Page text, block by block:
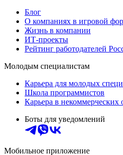
Блог
О компаниях в игровой
Жизнь в компании
ИТ-проекты
Рейтинг работодателей
Молодым специалистам
Карьера для молодых
Школа программистов
Карьера в некоммерческих
Боты для уведомлений
Мобильное приложение